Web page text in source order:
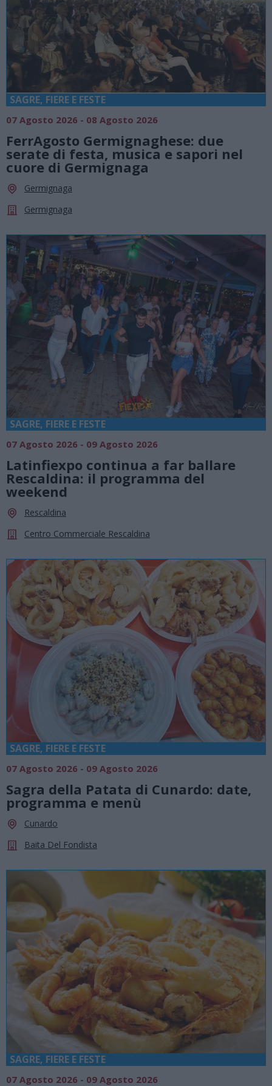
SAGRE, FIERE E FESTE
07 Agosto 2026 - 08 Agosto 2026
FerrAgosto Germignaghese: due
serate di festa, musica e sapori nel
cuore di Germignaga
Germignaga
Germignaga
SAGRE, FIERE E FESTE
07 Agosto 2026 - 09 Agosto 2026
Latinfiexpo continua a far ballare
Rescaldina: il programma del
weekend
Rescaldina
Centro Commerciale Rescaldina
SAGRE, FIERE E FESTE
07 Agosto 2026 - 09 Agosto 2026
Sagra della Patata di Cunardo: date,
programma e menù
Cunardo
Baita Del Fondista
SAGRE, FIERE E FESTE
07 Agosto 2026 - 09 Agosto 2026